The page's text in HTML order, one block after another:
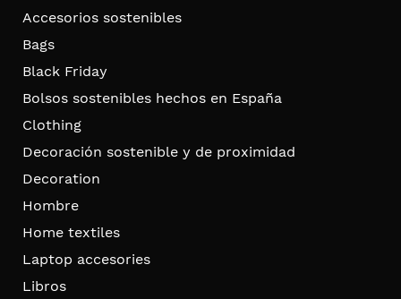
Accesorios sostenibles
Bags
Black Friday
Bolsos sostenibles hechos en España
Clothing
Decoración sostenible y de proximidad
Decoration
Hombre
Home textiles
Laptop accesories
Libros